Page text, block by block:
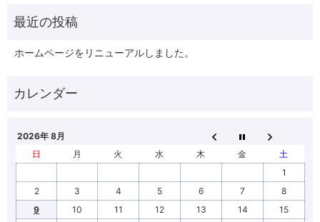
ホームページをリニューアルしました。
2026年 8月
日
月 火 水 木 金
土
1
2
3 4 5 6 7
8
9
10 11 12 13 14
15